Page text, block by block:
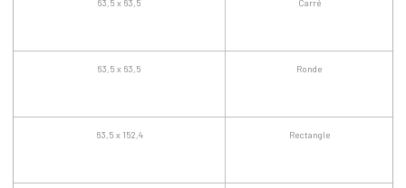
63,5 x 63,5 Carré
63,5 x 63,5 Ronde
63,5 x 152,4 Rectangle